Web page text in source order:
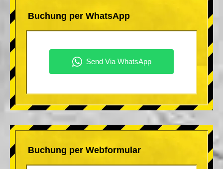
Buchung per WhatsApp
Buchung per Webformular